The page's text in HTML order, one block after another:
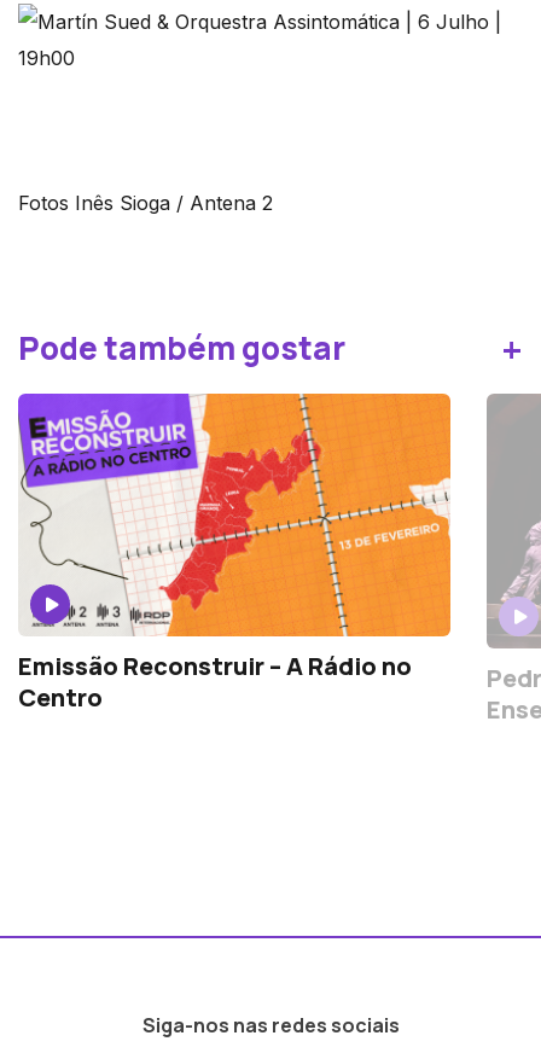
Fotos Inês Sioga / Antena 2
Pode também gostar +
Emissão Reconstruir – A Rádio no
Centro
Siga-nos nas redes sociais